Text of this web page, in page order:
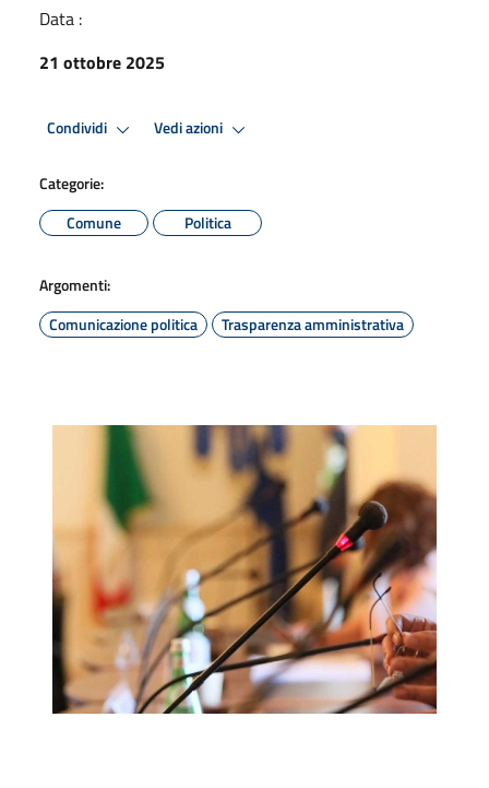
Data :
21 ottobre 2025
Condividi Vedi azioni
Categorie:
Comune
Politica
Argomenti:
Comunicazione politica
Trasparenza amministrativa